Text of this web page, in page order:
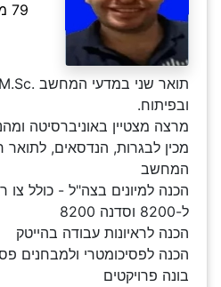
79 משובים
ובפיתוח.
מרצה מצטיין באוניברסיטה
מכין לבגרות, הנדסאים, לתואר
המחשב
הכנה למיונים בצה"ל - כולל צו
ל-8200 וסדנה 8200
הכנה לראיונות עבודה בהייטק
הכנה לפסיכומטרי ולמבחנים
בונה פרויקטים